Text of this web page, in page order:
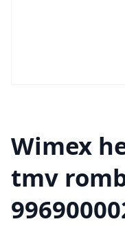
Wimex
tmv